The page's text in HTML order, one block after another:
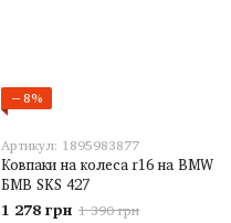
−8%
Артикул: 1895983877
Ковпаки на колеса r16 на BMW
БМВ SKS 427
1 278 грн 1 390 грн